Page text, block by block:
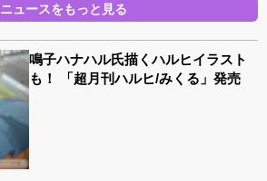
ニュースをもっと見る
鳴子ハナハル氏描くハルヒイラスト
も！ 「超月刊ハルヒ/みくる」発売